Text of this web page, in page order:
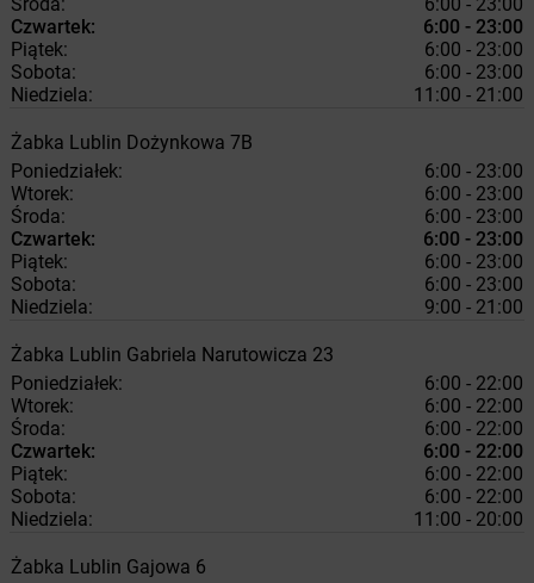
Czwartek:
6:00 - 23:00
Piątek:
6:00 - 23:00
Sobota:
6:00 - 23:00
Niedziela:
11:00 - 21:00
Żabka Lublin Dożynkowa 7B
Poniedziałek:
6:00 - 23:00
Wtorek:
6:00 - 23:00
Środa:
6:00 - 23:00
Czwartek:
6:00 - 23:00
Piątek:
6:00 - 23:00
Sobota:
6:00 - 23:00
Niedziela:
9:00 - 21:00
Żabka Lublin Gabriela Narutowicza 23
Poniedziałek:
6:00 - 22:00
Wtorek:
6:00 - 22:00
Środa:
6:00 - 22:00
Czwartek:
6:00 - 22:00
Piątek:
6:00 - 22:00
Sobota:
6:00 - 22:00
Niedziela:
11:00 - 20:00
Żabka Lublin Gajowa 6